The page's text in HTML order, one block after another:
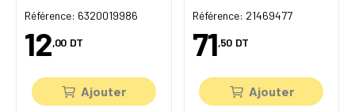
Référence: 6320019986
12,00 DT
Ajouter
Référence: 21469477
71,50 DT
Ajouter